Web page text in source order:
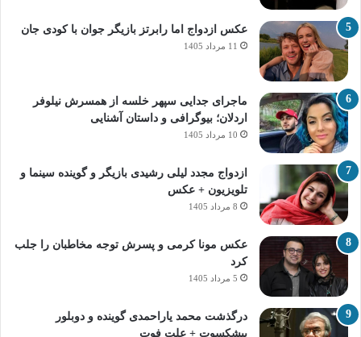
عکس ازدواج اما رابرتز بازیگر جوان با کودی جان
11 مرداد 1405
ماجرای جدایی سپهر خلسه از همسرش نیلوفر
اردلان؛ بیوگرافی و داستان آشنایی
10 مرداد 1405
ازدواج مجدد لیلی رشیدی بازیگر و گوینده سینما و
تلویزیون + عکس
8 مرداد 1405
عکس مونا کرمی و پسرش توجه مخاطبان را جلب
کرد
5 مرداد 1405
درگذشت محمد یاراحمدی گوینده و دوبلور
پیشکسوت + علت فوت